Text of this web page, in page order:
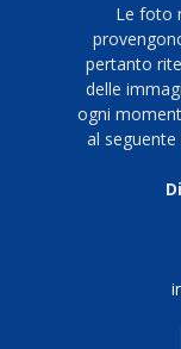
Le foto
pertanto
delle
ogni
al